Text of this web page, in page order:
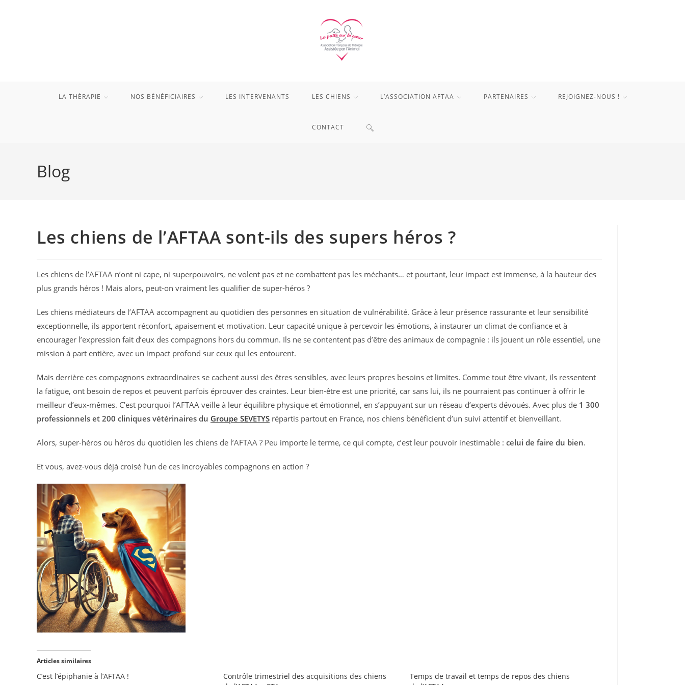
LA THÉRAPIE NOS BÉNÉFICIAIRES LES INTERVENANTS LES CHIENS L’ASSOCIATION AFTAA PARTENAIRES REJOIGNEZ-NOUS !
CONTACT TOGGLE
Blog
Les chiens de l’AFTAA sont-ils des supers héros ?
Les chiens de l’AFTAA n’ont ni cape, ni superpouvoirs, ne volent pas et ne combattent pas les méchants… et pourtant, leur impact est immense, à la hauteur des
plus grands héros ! Mais alors, peut-on vraiment les qualifier de super-héros ?
Les chiens médiateurs de l’AFTAA accompagnent au quotidien des personnes en situation de vulnérabilité. Grâce à leur présence rassurante et leur sensibilité
exceptionnelle, ils apportent réconfort, apaisement et motivation. Leur capacité unique à percevoir les émotions, à instaurer un climat de confiance et à
encourager l’expression fait d’eux des compagnons hors du commun. Ils ne se contentent pas d’être des animaux de compagnie : ils jouent un rôle essentiel, une
mission à part entière, avec un impact profond sur ceux qui les entourent.
Mais derrière ces compagnons extraordinaires se cachent aussi des êtres sensibles, avec leurs propres besoins et limites. Comme tout être vivant, ils ressentent
la fatigue, ont besoin de repos et peuvent parfois éprouver des craintes. Leur bien-être est une priorité, car sans lui, ils ne pourraient pas continuer à offrir le
meilleur d’eux-mêmes. C’est pourquoi l’AFTAA veille à leur équilibre physique et émotionnel, en s’appuyant sur un réseau d’experts dévoués. Avec plus de 1 300
professionnels et 200 cliniques vétérinaires du Groupe SEVETYS répartis partout en France, nos chiens bénéficient d’un suivi attentif et bienveillant.
Alors, super-héros ou héros du quotidien les chiens de l’AFTAA ? Peu importe le terme, ce qui compte, c’est leur pouvoir inestimable : celui de faire du bien.
Et vous, avez-vous déjà croisé l’un de ces incroyables compagnons en action ?
Articles similaires
C’est l’épiphanie à l’AFTAA !
Contrôle trimestriel des acquisitions des chiens
Temps de travail et temps de repos des chiens